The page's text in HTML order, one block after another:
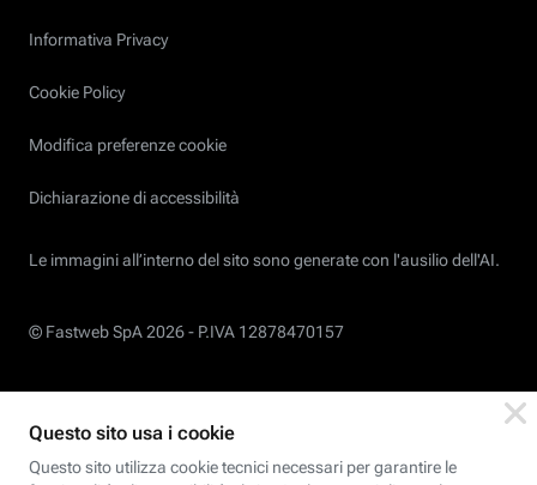
Informativa Privacy
Cookie Policy
Modifica preferenze cookie
Dichiarazione di accessibilità
Le immagini all’interno del sito sono generate con l'ausilio dell'AI.
© Fastweb SpA 2026 - P.IVA 12878470157